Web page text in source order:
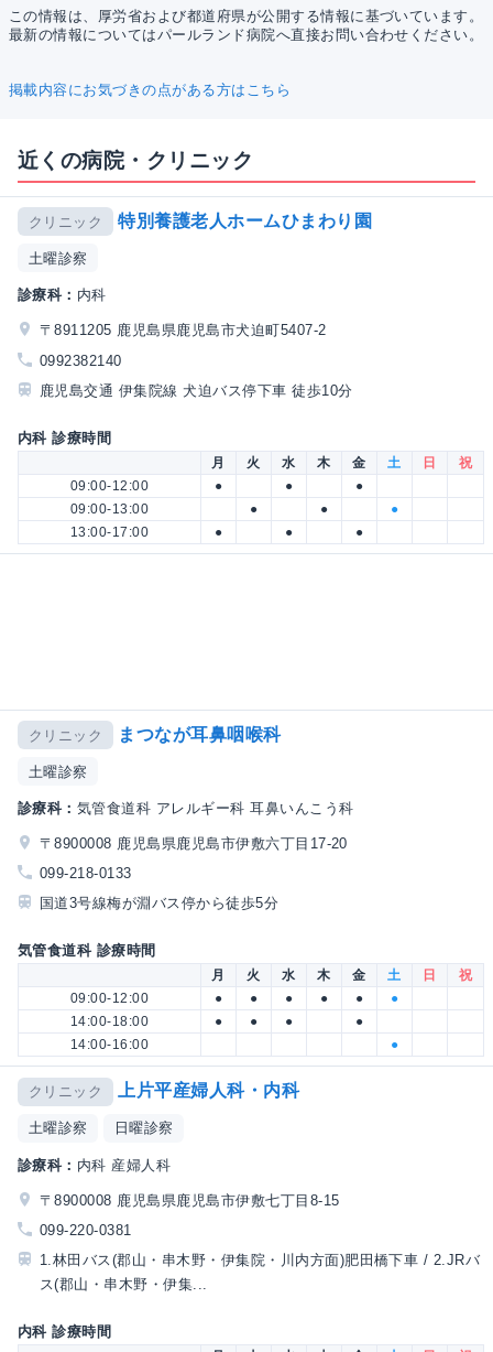
この情報は、厚労省および都道府県が公開する情報に基づいています。
最新の情報についてはパールランド病院へ直接お問い合わせください。
掲載内容にお気づきの点がある方はこちら
近くの病院・クリニック
クリニック 特別養護老人ホームひまわり園
土曜診察
診療科： 内科
〒8911205 鹿児島県鹿児島市犬迫町5407-2
0992382140
鹿児島交通 伊集院線 犬迫バス停下車 徒歩10分
内科 診療時間
月 火 水 木 金 土 日
祝
09:00-12:00
● ●
●
09:00-13:00
● ●
●
13:00-17:00
● ● ●
クリニック まつなが耳鼻咽喉科
土曜診察
診療科： 気管食道科 アレルギー科 耳鼻いんこう科
〒8900008 鹿児島県鹿児島市伊敷六丁目17-20
099-218-0133
国道3号線梅が淵バス停から徒歩5分
気管食道科 診療時間
月 火 水 木 金 土 日
祝
09:00-12:00
● ● ● ● ●
●
14:00-18:00
● ● ●
●
14:00-16:00
●
クリニック 上片平産婦人科・内科
土曜診察 日曜診察
診療科： 内科 産婦人科
〒8900008 鹿児島県鹿児島市伊敷七丁目8-15
099-220-0381
1.林田バス(郡山・串木野・伊集院・川内方面)肥田橋下車 / 2.JRバ
ス(郡山・串木野・伊集...
内科 診療時間